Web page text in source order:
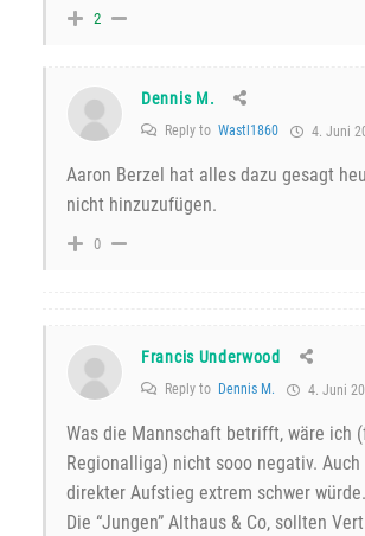
2
Dennis M.
Reply to Wastl1860 4. Juni
Aaron Berzel hat alles dazu gesagt
nicht hinzuzufügen.
0
Francis Underwood
Reply to Dennis M. 4. Juni
Was die Mannschaft betrifft, wäre ich
Regionalliga) nicht sooo negativ. Auch
direkter Aufstieg extrem schwer würde.
Die “Jungen” Althaus & Co, sollten